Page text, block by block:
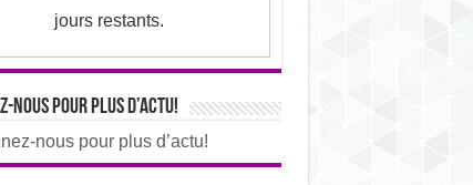
jours restants.
nous pour plus d’actu!
nous pour plus d’actu!